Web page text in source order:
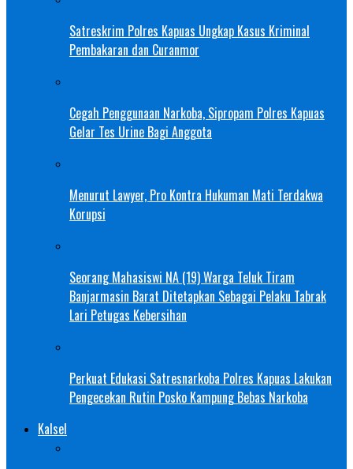
Satreskrim Polres Kapuas Ungkap Kasus Kriminal
Pembakaran dan Curanmor
Cegah Penggunaan Narkoba, Sipropam Polres Kapuas
Gelar Tes Urine Bagi Anggota
Menurut Lawyer, Pro Kontra Hukuman Mati Terdakwa
Korupsi
Seorang Mahasiswi NA (19) Warga Teluk Tiram
Banjarmasin Barat Ditetapkan Sebagai Pelaku Tabrak
Lari Petugas Kebersihan
Perkuat Edukasi Satresnarkoba Polres Kapuas Lakukan
Pengecekan Rutin Posko Kampung Bebas Narkoba
Kalsel